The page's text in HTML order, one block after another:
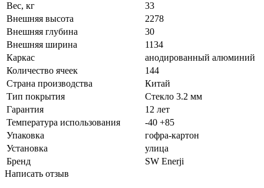
Вес, кг
33
Внешняя высота
2278
Внешняя глубина
30
Внешняя ширина
1134
Каркас
анодированный алюминий
Количество ячеек
144
Страна производства
Китай
Тип покрытия
Стекло 3.2 мм
Гарантия
12 лет
Температура использования
-40 +85
Упаковка
гофра-картон
Установка
улица
Бренд
SW Enerji
Написать отзыв